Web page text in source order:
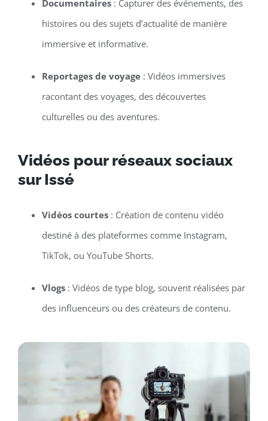
Documentaires: Capturer des événements, des
histoires ou des sujets d’actualité de manière
immersive et informative.
Reportages de voyage: Vidéos immersives
racontant des voyages, des découvertes
culturelles ou des aventures.
Vidéos pour réseaux sociaux
sur Issé
Vidéos courtes: Création de contenu vidéo
destiné à des plateformes comme Instagram,
TikTok, ou YouTube Shorts.
Vlogs: Vidéos de type blog, souvent réalisées par
des influenceurs ou des créateurs de contenu.